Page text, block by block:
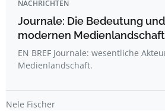
NACHRICHTEN
Journale: Die Bedeutung
modernen Medienlandschaft
EN BREF Journale: wesentliche
Medienlandschaft.
Nele Fischer